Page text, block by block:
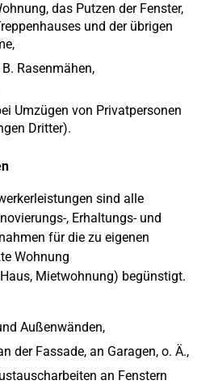
das Putzen der Fenster,
und der übrigen
Rasenmähen,
Umzügen von Privatpersonen
Dritter).
sind alle
, Erhaltungs- und
für die zu eigenen
Wohnung
Mietwohnung) begünstigt.
Außenwänden,
der Fassade, an Garagen, o. Ä.,
an Fenstern